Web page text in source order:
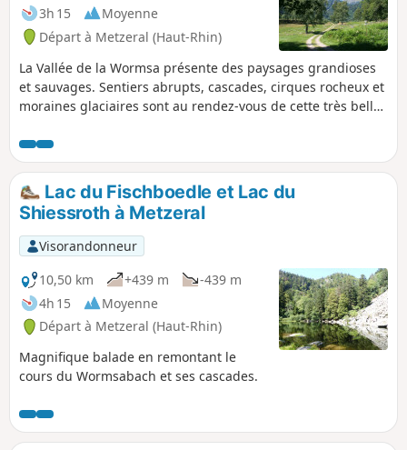
3h 15
Moyenne
Départ à Metzeral (Haut-Rhin)
La Vallée de la Wormsa présente des paysages grandioses
et sauvages. Sentiers abrupts, cascades, cirques rocheux et
moraines glaciaires sont au rendez-vous de cette très belle
Lac du Fischboedle et Lac du
Shiessroth à Metzeral
Visorandonneur
10,50 km
+439 m
-439 m
4h 15
Moyenne
Départ à Metzeral (Haut-Rhin)
Magnifique balade en remontant le
cours du Wormsabach et ses cascades.